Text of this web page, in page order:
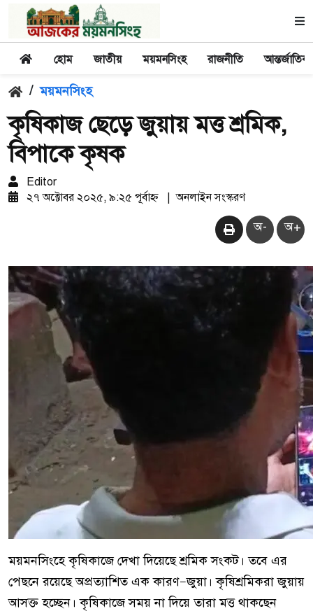
হোম জাতীয় ময়মনসিংহ রাজনীতি আন্তর্জাতিক
/ ময়মনসিংহ
কৃষিকাজ ছেড়ে জুয়ায় মত্ত শ্রমিক,
বিপাকে কৃষক
Editor
২৭ অক্টোবর ২০২৫, ৯:২৫ পূর্বাহ্ন
অনলাইন সংস্করণ
অ- অ+
ময়মনসিংহে কৃষিকাজে দেখা দিয়েছে শ্রমিক সংকট। তবে এর
পেছনে রয়েছে অপ্রত্যাশিত এক কারণ—জুয়া। কৃষিশ্রমিকরা জুয়ায়
আসক্ত হচ্ছেন। কৃষিকাজে সময় না দিয়ে তারা মত্ত থাকছেন